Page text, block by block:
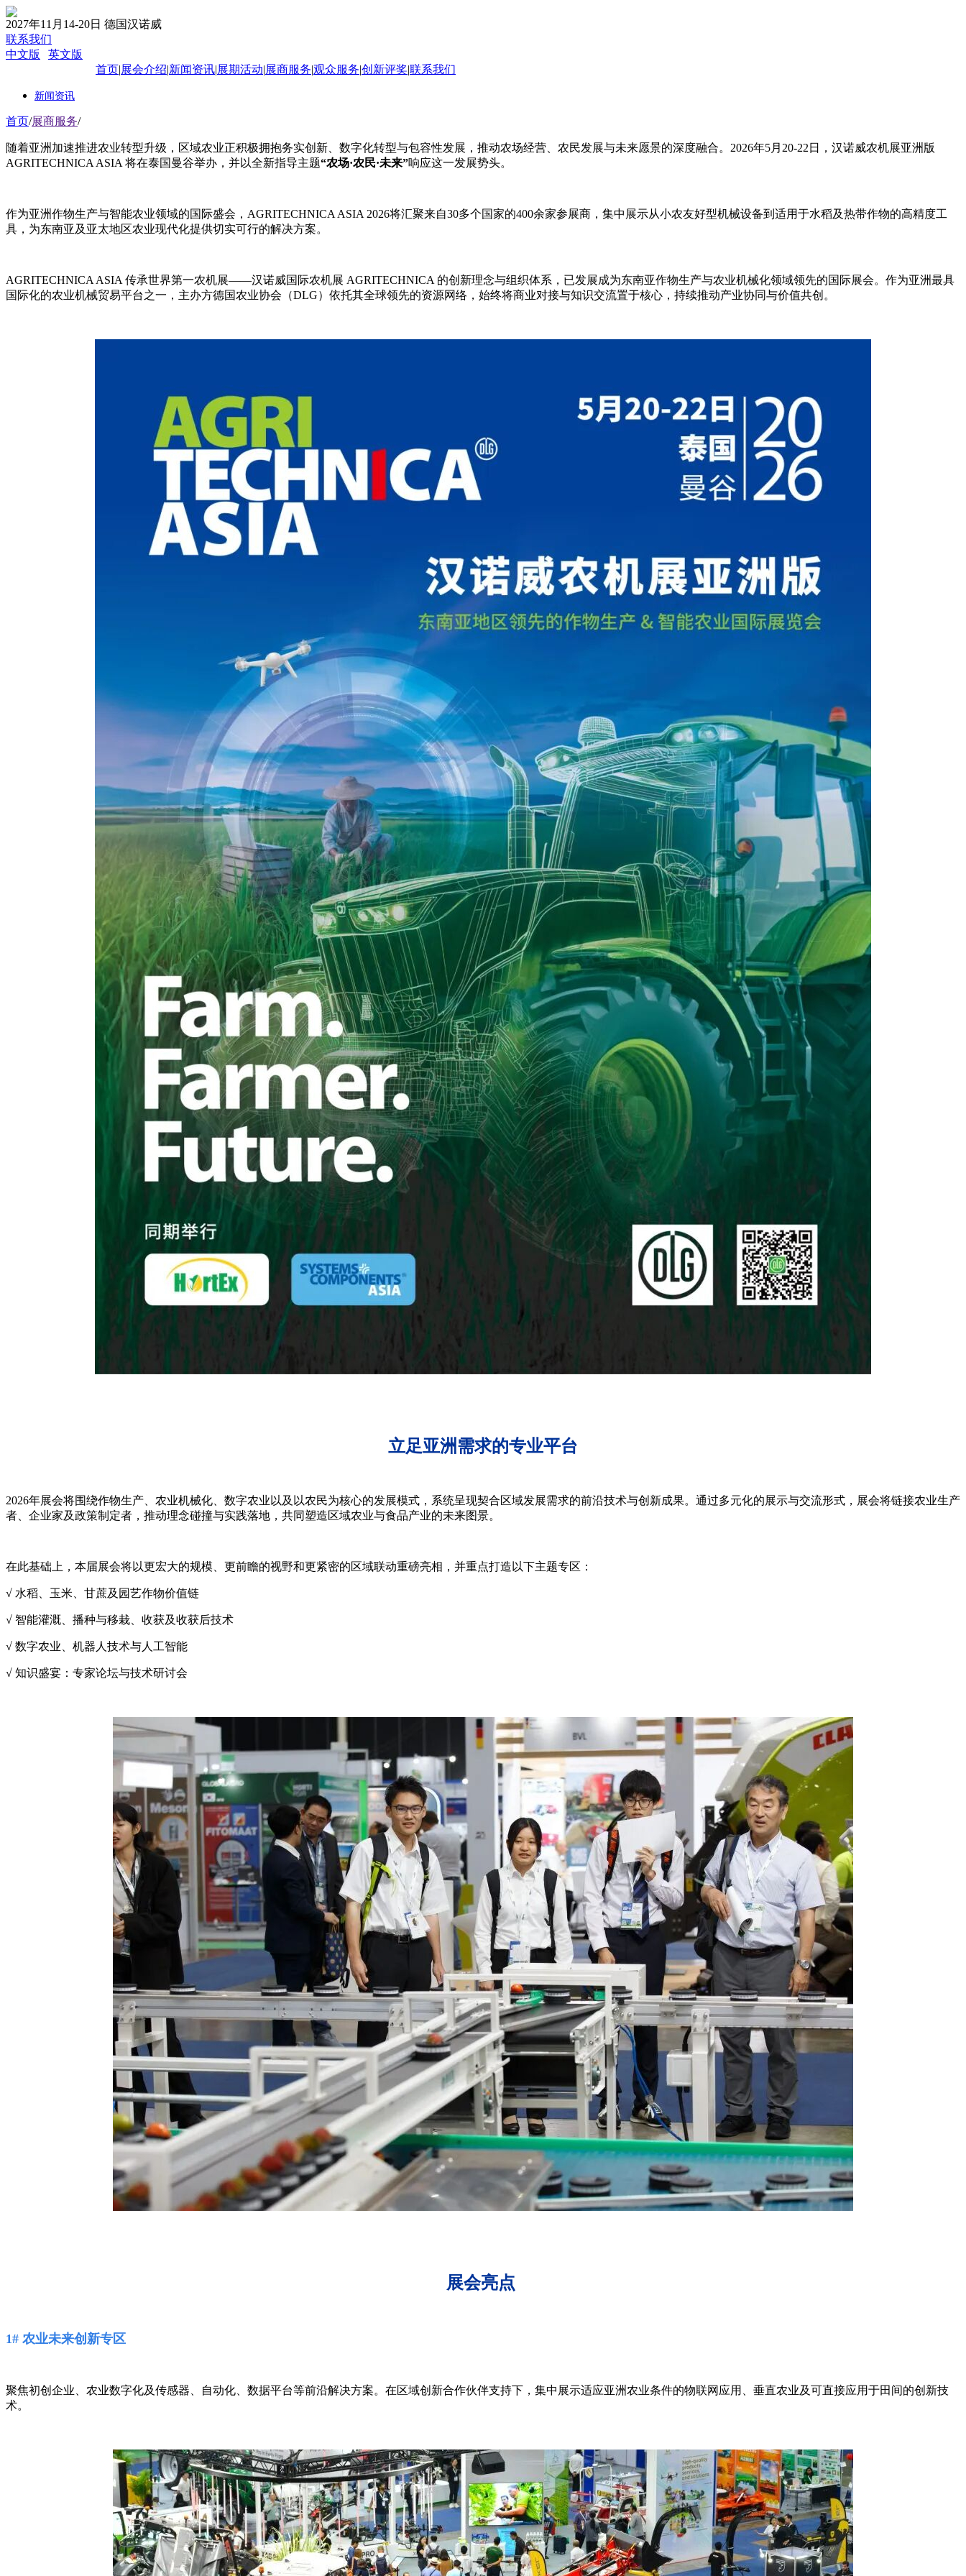
2027年11月14-20日 德国汉诺威
联系我们
中文版
英文版
首页|展会介绍|新闻资讯|展期活动|展商服务|观众服务|创新评奖|联系我们
新闻资讯
首页/展商服务/
随着亚洲加速推进农业转型升级，区域农业正积极拥抱务实创新、数字化转型与包容性发展，推动农场经营、农民发展与未来愿景的深度融合。2026年5月20-22日，汉诺威农机展亚洲版
AGRITECHNICA ASIA 将在泰国曼谷举办，并以全新指导主题“农场·农民·未来”响应这一发展势头。
作为亚洲作物生产与智能农业领域的国际盛会，AGRITECHNICA ASIA 2026将汇聚来自30多个国家的400余家参展商，集中展示从小农友好型机械设备到适用于水稻及热带作物的高精度工
具，为东南亚及亚太地区农业现代化提供切实可行的解决方案。
AGRITECHNICA ASIA 传承世界第一农机展——汉诺威国际农机展 AGRITECHNICA 的创新理念与组织体系，已发展成为东南亚作物生产与农业机械化领域领先的国际展会。作为亚洲最具
国际化的农业机械贸易平台之一，主办方德国农业协会（DLG）依托其全球领先的资源网络，始终将商业对接与知识交流置于核心，持续推动产业协同与价值共创。
立足亚洲需求的专业平台
2026年展会将围绕作物生产、农业机械化、数字农业以及以农民为核心的发展模式，系统呈现契合区域发展需求的前沿技术与创新成果。通过多元化的展示与交流形式，展会将链接农业生产
者、企业家及政策制定者，推动理念碰撞与实践落地，共同塑造区域农业与食品产业的未来图景。
在此基础上，本届展会将以更宏大的规模、更前瞻的视野和更紧密的区域联动重磅亮相，并重点打造以下主题专区：
√ 水稻、玉米、甘蔗及园艺作物价值链
√ 智能灌溉、播种与移栽、收获及收获后技术
√ 数字农业、机器人技术与人工智能
√ 知识盛宴：专家论坛与技术研讨会
展会亮点
1# 农业未来创新专区
聚焦初创企业、农业数字化及传感器、自动化、数据平台等前沿解决方案。在区域创新合作伙伴支持下，集中展示适应亚洲农业条件的物联网应用、垂直农业及可直接应用于田间的创新技
术。